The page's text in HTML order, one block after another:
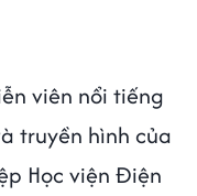
viên nổi tiếng
truyền hình của
Học viện Điện